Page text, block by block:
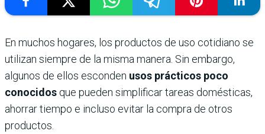
En muchos hogares, los productos de uso cotidiano se
utilizan siempre de la misma manera. Sin embargo,
algunos de ellos esconden usos prácticos poco
conocidos que pueden simplificar tareas domésticas,
ahorrar tiempo e incluso evitar la compra de otros
productos.